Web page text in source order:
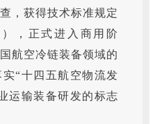
，获得技术标准规定
，正式进入商用阶
航空冷链装备领域的
“十四五航空物流发
运输装备研发的标志